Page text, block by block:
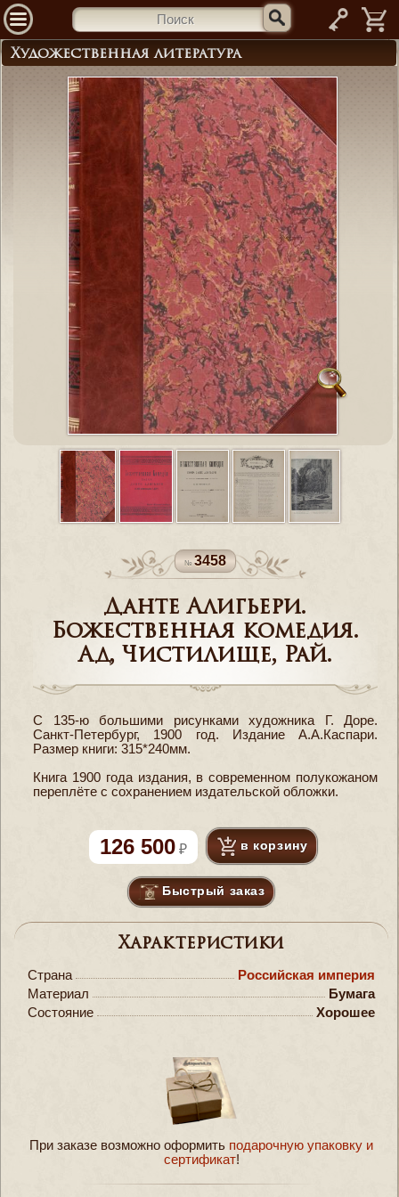
—
Художественная литература
3458
Данте Алигьери.
Божественная комедия.
Ад, Чистилище, Рай.
С 135-ю большими рисунками художника Г. Доре.
Санкт-Петербург, 1900 год. Издание А.А.Каспари.
Размер книги: 315*240мм.
Книга 1900 года издания, в современном полукожаном
переплёте с сохранением издательской обложки.
126 500 в корзину
Быстрый заказ
Характеристики
Страна
Российская империя
Материал
Бумага
Состояние
Хорошее
При заказе возможно оформить подарочную упаковку и
сертификат!